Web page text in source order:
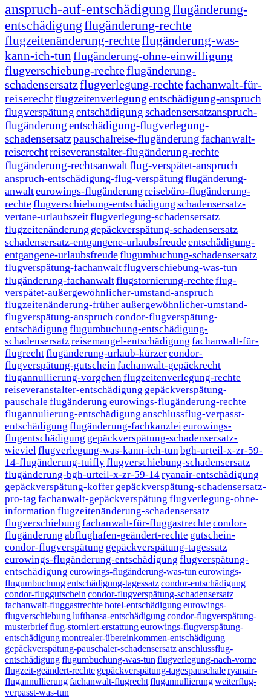
anspruch-auf-entschädigungflugänderung-
entschädigungflugänderung-rechte
flugzeitenänderung-rechteflugänderung-was-
kann-ich-tun flugänderung-ohne-einwilligung
flugverschiebung-rechteflugänderung-
schadensersatzflugverlegung-rechtefachanwalt-für-
reiserechtflugzeitenverlegungentschädigung-anspruch
flugverspätungentschädigungschadensersatzanspruch-
flugänderungentschädigung-flugverlegung-
schadensersatzpauschalreise-flugänderungfachanwalt-
reiserechtreiseveranstalter-flugänderung-rechte
flugänderung-rechtsanwaltflug-verspätet-anspruch
anspruch-entschädigung-flug-verspätung flugänderung-
anwalteurowings-flugänderung reisebüro-flugänderung-
rechteflugverschiebung-entschädigung schadensersatz-
vertane-urlaubszeitflugverlegung-schadensersatz
flugzeitenänderung gepäckverspätung-schadensersatz
schadensersatz-entgangene-urlaubsfreudeentschädigung-
entgangene-urlaubsfreudeflugumbuchung-schadensersatz
flugverspätung-fachanwaltflugverschiebung-was-tun
flugänderung-fachanwaltflugstornierung-rechteflug-
verspätet-außergewöhnlicher-umstand-anspruch
flugzeitenänderung-früheraußergewöhnlicher-umstand-
flugverspätung-anspruch condor-flugverspätung-
entschädigung flugumbuchung-entschädigung-
schadensersatz reisemangel-entschädigung fachanwalt-für-
flugrechtflugänderung-urlaub-kürzercondor-
flugverspätung-gutschein fachanwalt-gepäckrecht
flugannullierung-vorgehen flugzeitenverlegung-rechte
reiseveranstalter-entschädigung gepäckverspätung-
pauschale flugänderung eurowings-flugänderung-rechte
flugannulierung-entschädigung anschlussflug-verpasst-
entschädigung flugänderung-fachkanzlei eurowings-
flugentschädigung gepäckverspätung-schadensersatz-
wieviel flugverlegung-was-kann-ich-tun bgh-urteil-x-zr-59-
14-flugänderung-tuiflyflugverschiebung-schadensersatz
flugänderung-bgh-urteil-x-zr-59-14ryanair-entschädigung
gepäckverspätung-koffer gepäckverspätung-schadensersatz-
pro-tag fachanwalt-gepäckverspätung flugverlegung-ohne-
information flugzeitenänderung-schadensersatz
flugverschiebung fachanwalt-für-fluggastrechte condor-
flugänderung abflughafen-geändert-rechte gutschein-
condor-flugverspätung gepäckverspätung-tagessatz
eurowings-flugänderung-entschädigung flugverspätung-
entschädigung eurowings-flugänderung-was-tun eurowings-
flugumbuchungentschädigung-tagessatzcondor-entschädigung
condor-fluggutschein condor-flugverspätung-schadensersatz
fachanwalt-fluggastrechtehotel-entschädigungeurowings-
flugverschiebunglufthansa-entschädigungcondor-flugverspätung-
musterbriefflug-storniert-erstattungeurowings-flugverspätung-
entschädigungmontrealer-übereinkommen-entschädigung
gepäckverspätung-pauschaler-schadensersatzanschlussflug-
entschädigungflugumbuchung-was-tun flugverlegung-nach-vorne
flugzeit-geändert-rechte gepäckverspätung-tagespauschaleryanair-
flugannullierungfachanwalt-flugrechtflugannullierungweiterflug-
verpasst-was-tun